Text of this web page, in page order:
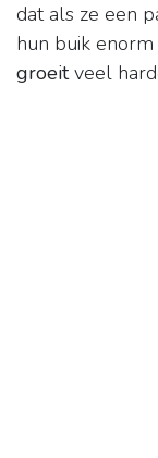
dat als ze een
hun buik
groeitveel